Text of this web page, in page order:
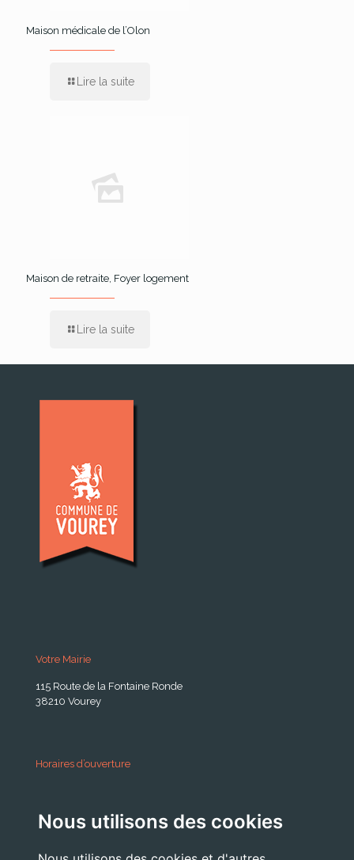
Nous utilisons des cookies
Maison médicale de l’Olon
Lire la suite
Maison de retraite, Foyer logement
Lire la suite
Votre Mairie
115 Route de la Fontaine Ronde
38210 Vourey
Horaires d’ouverture
Lundi . Mardi : 10h 12h /16h 18h30